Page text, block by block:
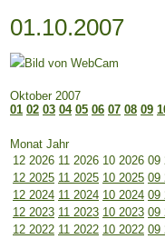
01.10.2007
Oktober 2007
01 02 03 04 05 06 07 08 09
Monat Jahr
12 2026 11 2026 10 2026 09
12 2025 11 2025 10 2025 09
12 2024 11 2024 10 2024 09
12 2023 11 2023 10 2023 09
12 2022 11 2022 10 2022 09